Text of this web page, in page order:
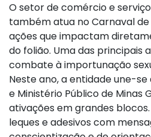
O setor de comércio e
também atua no Carnaval
ações que impactam
do folião. Uma das principais
combate à importunação
Neste ano, a entidade une-se
e Ministério Público de Minas
ativações em grandes
leques e adesivos com